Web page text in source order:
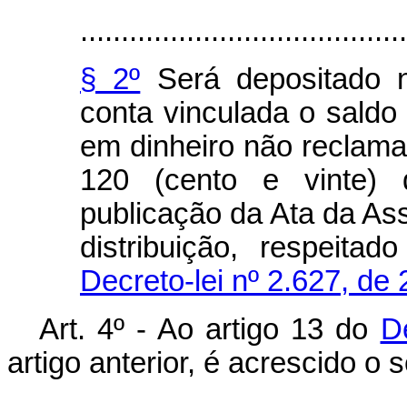
§ 2º Será depositado
conta vinculada o
em dinheiro não
120 (cento e vinte)
publicação da Ata da
distribuição,
Decreto-lei nº 2.627, de
Art. 4º - Ao artigo 13 do
artigo anterior, é acrescido o